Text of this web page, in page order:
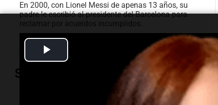
En 2000, con Lionel Messi de apenas 13 años, su
padre le escribió al presidente del Barcelona para
reclamar por acuerdos incumplidos.
Sociedad